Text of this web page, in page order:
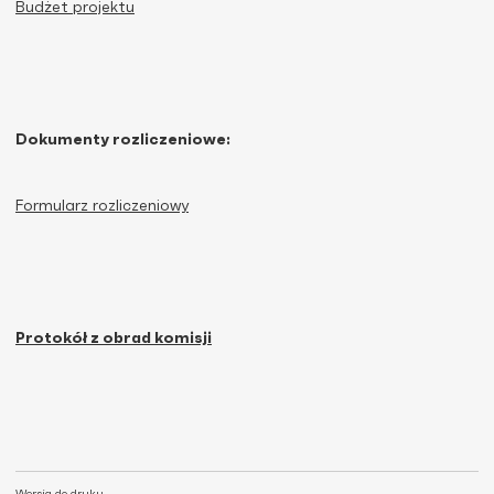
Budżet projektu
Dokumenty rozliczeniowe:
Formularz rozliczeniowy
Protokół z obrad komisji